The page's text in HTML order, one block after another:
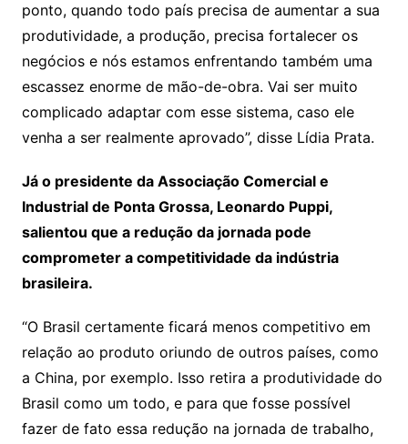
ponto, quando todo país precisa de aumentar a sua
produtividade, a produção, precisa fortalecer os
negócios e nós estamos enfrentando também uma
escassez enorme de mão-de-obra. Vai ser muito
complicado adaptar com esse sistema, caso ele
venha a ser realmente aprovado”, disse Lídia Prata.
Já o presidente da Associação Comercial e
Industrial de Ponta Grossa, Leonardo Puppi,
salientou que a redução da jornada pode
comprometer a competitividade da indústria
brasileira.
“O Brasil certamente ficará menos competitivo em
relação ao produto oriundo de outros países, como
a China, por exemplo. Isso retira a produtividade do
Brasil como um todo, e para que fosse possível
fazer de fato essa redução na jornada de trabalho,